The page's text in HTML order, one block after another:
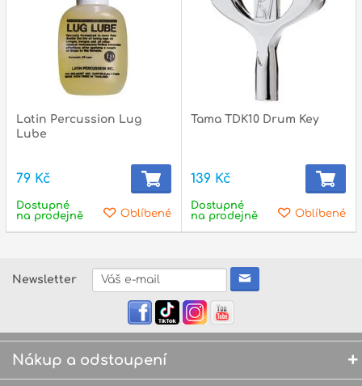
Latin Percussion Lug
Lube
79 Kč
Oblíbené
Dostupné
na prodejně
Tama TDK10 Drum Key
139 Kč
Oblíbené
Dostupné
na prodejně
Newsletter
Nákup a odstoupení